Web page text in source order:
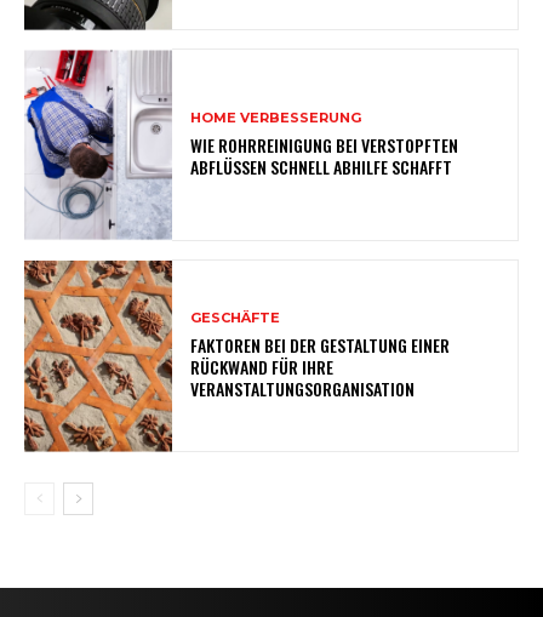
HOME VERBESSERUNG
WIE ROHRREINIGUNG BEI VERSTOPFTEN
ABFLÜSSEN SCHNELL ABHILFE SCHAFFT
GESCHÄFTE
FAKTOREN BEI DER GESTALTUNG EINER
RÜCKWAND FÜR IHRE
VERANSTALTUNGSORGANISATION